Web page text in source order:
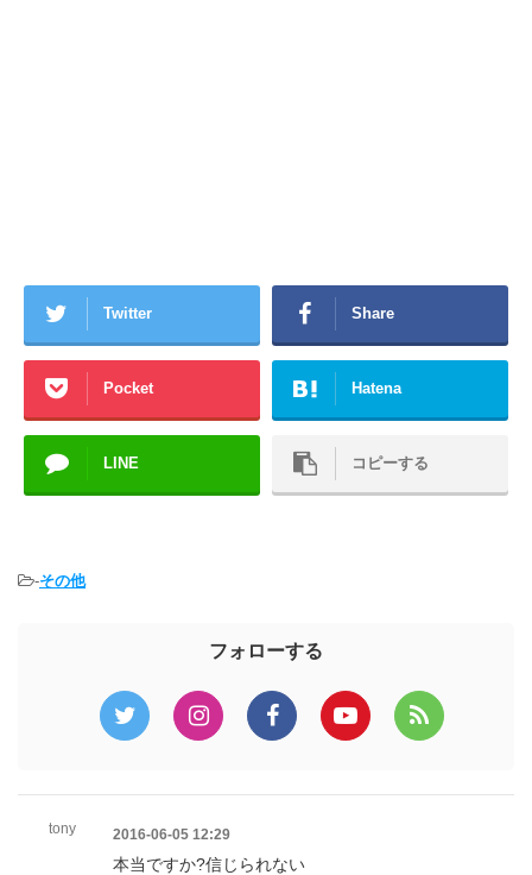
Twitter Share
Pocket Hatena
LINE コピーする
-その他
フォローする
tony 2016-06-05 12:29
本当ですか?信じられない